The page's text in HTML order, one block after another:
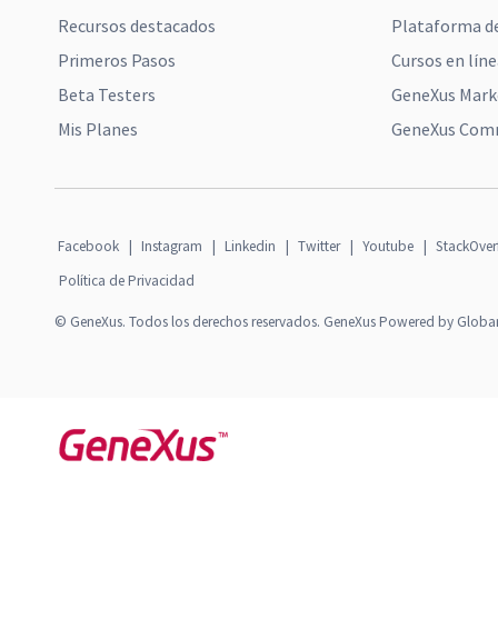
Recursos destacados
Primeros Pasos
Beta Testers
Mis Planes
Plataforma
Cursos en
GeneXus
GeneXus
Facebook | Instagram | Linkedin | Twitter | Youtube |
Política de Privacidad
© GeneXus. Todos los derechos reservados. GeneXus Powered by